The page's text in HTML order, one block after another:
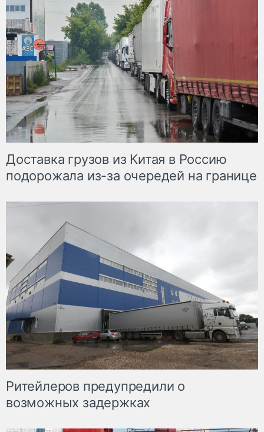
Доставка грузов из Китая в Россию
подорожала из-за очередей на границе
Ритейлеров предупредили о
возможных задержках